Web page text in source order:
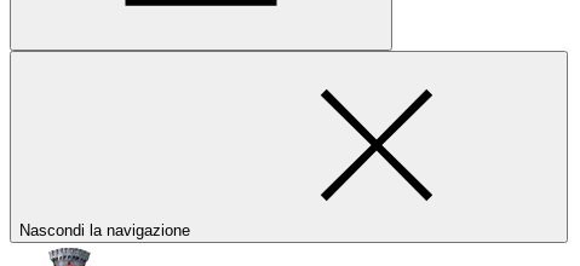
Nascondi la navigazione